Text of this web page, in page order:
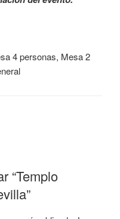
4 personas, Mesa 2
“Templo